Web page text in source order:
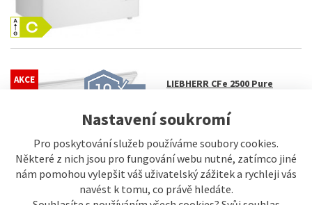
Nastavení soukromí
Pro poskytování služeb používáme soubory cookies.
Některé z nich jsou pro fungování webu nutné, zatímco jiné
nám pomohou vylepšit váš uživatelský zážitek a rychleji vás
navést k tomu, co právě hledáte.
AKCE
LIEBHERR CFe 2500 Pure